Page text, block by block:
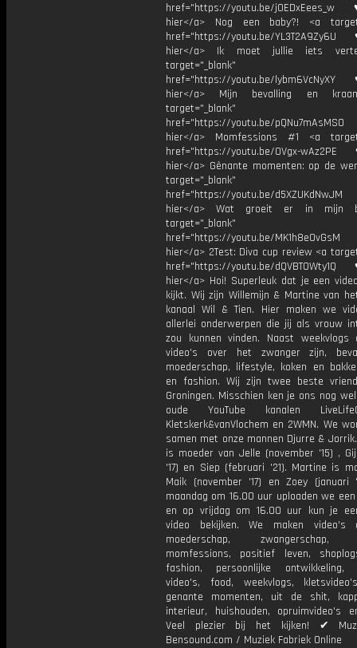
href="https://youtu.be/
hier</a> Nog een baby?! <a
href="https://youtu.be/
hier</a> Ik moet jullie iets
target="_blank"
href="https://youtu.be/
hier</a> Mijn bevalling en
target="_blank"
href="https://youtu.be/
hier</a> Momfessions #1 <a
href="https://youtu.be/OVgx-
hier</a> Gênante momenten: op de
target="_blank"
href="https://youtu.be/
hier</a> Wat groeit er in mijn
target="_blank"
href="https://youtu.be/
hier</a> 2Test: Diva cup review <a
href="https://youtu.be/
hier</a> Hoi! Superleuk dat je een
kijkt. Wij zijn Willemijn & Martine van
kanaal Wil & Tien. Hier maken we
allerlei onderwerpen die jij als vrouw
zou kunnen vinden. Naast weekvlogs
video's over het zwanger zijn,
moederschap, lifestyle, koken en
en fashion. Wij zijn twee beste
Groningen. Misschien ken je ons nog
oude YouTube kanalen
Kletskerk&vanVlochem en 2WMN. We
samen met onze mannen Djurre &
is moeder van Jelle (november '15) ,
'17) en Siep (februari '21). Martine is
Maik (november '17) en Zoey (januari
maandag om 16.00 uur uploaden we
en op vrijdag om 16.00 uur kun je
video bekijken. We maken video's
moederschap, zwangerschap,
momfessions, positief leven,
fashion, persoonlijke ontwikkeling,
video's, food, weekvlogs,
genante momenten, uit de shit,
interieur, huishouden, opruimvideo's
Veel plezier bij het kijken! ✔
Bensound.com / Muziek Fabriek Online